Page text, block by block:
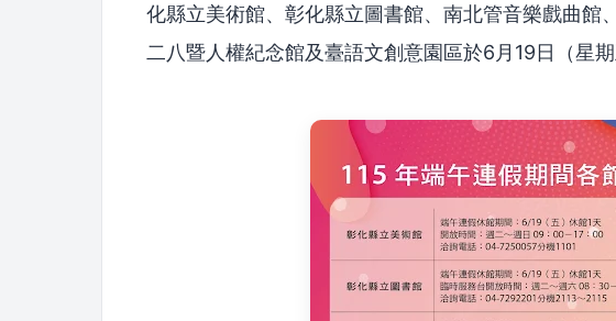
化縣立美術館、彰化縣立圖書館、南北管音樂戲曲館
二八暨人權紀念館及臺語文創意園區於6月19日（星